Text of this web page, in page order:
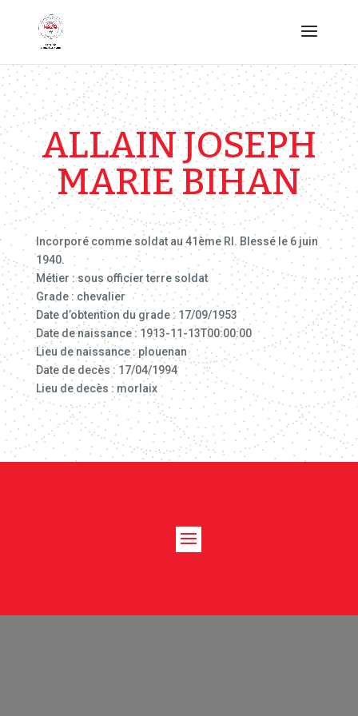
ALLAIN JOSEPH
MARIE BIHAN
Incorporé comme soldat au 41ème RI. Blessé le 6 juin
1940.
Métier : sous officier terre soldat
Grade : chevalier
Date d’obtention du grade : 17/09/1953
Date de naissance : 1913-11-13T00:00:00
Lieu de naissance : plouenan
Date de decès : 17/04/1994
Lieu de decès : morlaix